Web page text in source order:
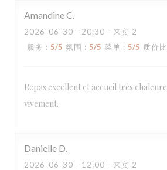
AmandineC
2026-06-30 - 20:30 - 来宾 2
服务 : 5/5 氛围 : 5/5 菜单 : 5/5 质价比
Repas excellent et accueil très
vivement.
Danielle D
2026-06-30 - 12:00 - 来宾 2